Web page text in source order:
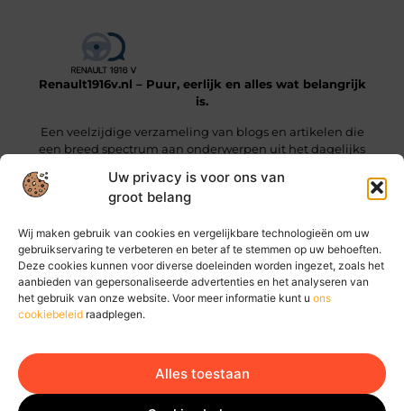
Uw privacy is voor ons van
groot belang
Wij maken gebruik van cookies en vergelijkbare technologieën om uw
gebruikservaring te verbeteren en beter af te stemmen op uw behoeften.
Deze cookies kunnen voor diverse doeleinden worden ingezet, zoals het
aanbieden van gepersonaliseerde advertenties en het analyseren van
het gebruik van onze website. Voor meer informatie kunt u ons
cookiebeleid raadplegen.
Alles toestaan
Ga Naar
Renault1916v.nl – Puur, eerlijk en alles wat belangrijk
is.
Een veelzijdige verzameling van blogs en artikelen die
een breed spectrum aan onderwerpen uit het dagelijks
Onze informatie
Bericht categorie
Website index Cookiebeleid (EU)